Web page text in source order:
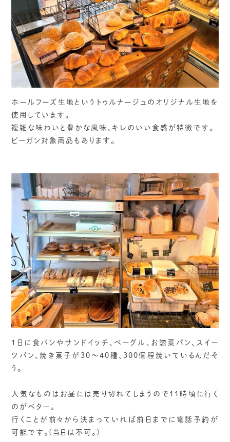
ホールフーズ生地というトゥルナージュのオリジナル生地を
使用しています。
複雑な味わいと豊かな風味、キレのいい食感が特徴です。
ビーガン対象商品もあります。
1日に食パンやサンドイッチ、ベーグル、お惣菜パン、スイー
ツパン、焼き菓子が30～40種、300個程焼いているんだそ
う。
人気なものはお昼には売り切れてしまうので11時頃に行く
のがベター。
行くことが前々から決まっていれば前日までに電話予約が
可能です。(当日は不可。)